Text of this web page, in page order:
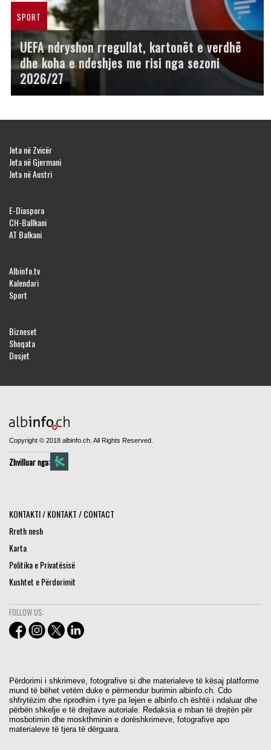
SPORT
UEFA ndryshon rregullat, kartonët e verdhë
dhe koha e ndeshjes me risi nga sezoni
2026/27
Jeta në Zvicër
Jeta në Gjermani
Jeta në Austri
E-Diaspora
CH-Ballkani
AT Balkani
Albinfo.tv
Kalendari
Sport
Bizneset
Shoqata
Dosjet
Copyright © 2018 albinfo.ch. All Rights Reserved.
Zhvilluar nga:
KONTAKTI / KONTAKT / CONTACT
Rreth nesh
Karta
Politika e Privatësisë
Kushtet e Përdorimit
FOLLOW US:
Përdorimi i shkrimeve, fotografive si dhe materialeve të kësaj platforme
mund të bëhet vetëm duke e përmendur burimin albinfo.ch. Cdo
shfrytëzim dhe riprodhim i tyre pa lejen e albinfo.ch është i ndaluar dhe
përbën shkelje e të drejtave autoriale. Redaksia e mban të drejtën për
mosbotimin dhe moskthminin e dorëshkrimeve, fotografive apo
materialeve të tjera të dërguara.